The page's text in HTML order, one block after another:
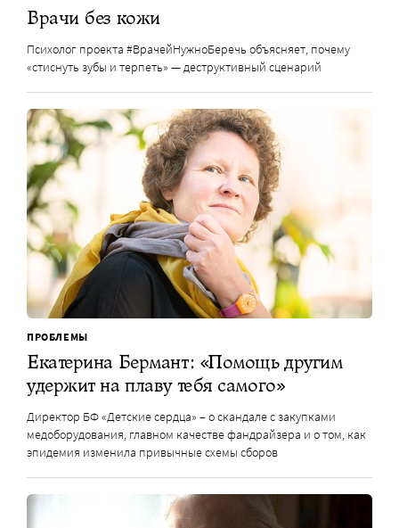
Врачи без кожи
Психолог проекта #ВрачейНужноБеречь объясняет, почему
«стиснуть зубы и терпеть» — деструктивный сценарий
ПРОБЛЕМЫ
Екатерина Бермант: «Помощь другим
удержит на плаву тебя самого»
Директор БФ «Детские сердца» – о скандале с закупками
медоборудования, главном качестве фандрайзера и о том, как
эпидемия изменила привычные схемы сборов